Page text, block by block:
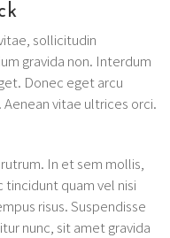
sollicitudin
gravida non. Interdum
Donec eget arcu
vitae ultrices orci.
In et sem mollis,
tincidunt quam vel nisi
risus. Suspendisse
nunc, sit amet gravida